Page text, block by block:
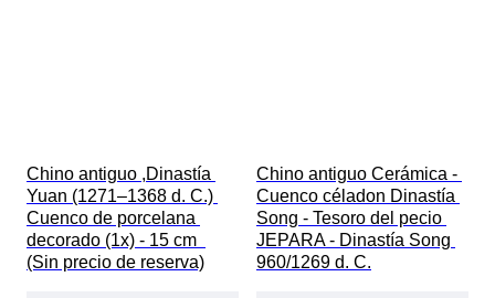
Chino antiguo ,Dinastía
Yuan (1271–1368 d. C.)
Cuenco de porcelana
decorado (1x) - 15 cm
(Sin precio de reserva)
Chino antiguo Cerámica -
Cuenco céladon Dinastía
Song - Tesoro del pecio
JEPARA - Dinastía Song
960/1269 d. C.